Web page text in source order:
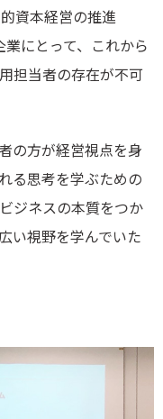
資本経営の推進
にとって、これから
担当者の存在が不可
の方が経営視点を身
る思考を学ぶための
ジネスの本質をつか
い視野を学んでいた